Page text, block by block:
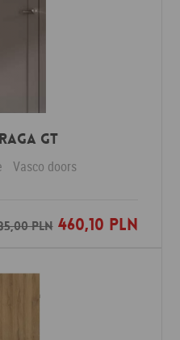
GT
Vasco doors
PLN460,10 PLN
ulubionych